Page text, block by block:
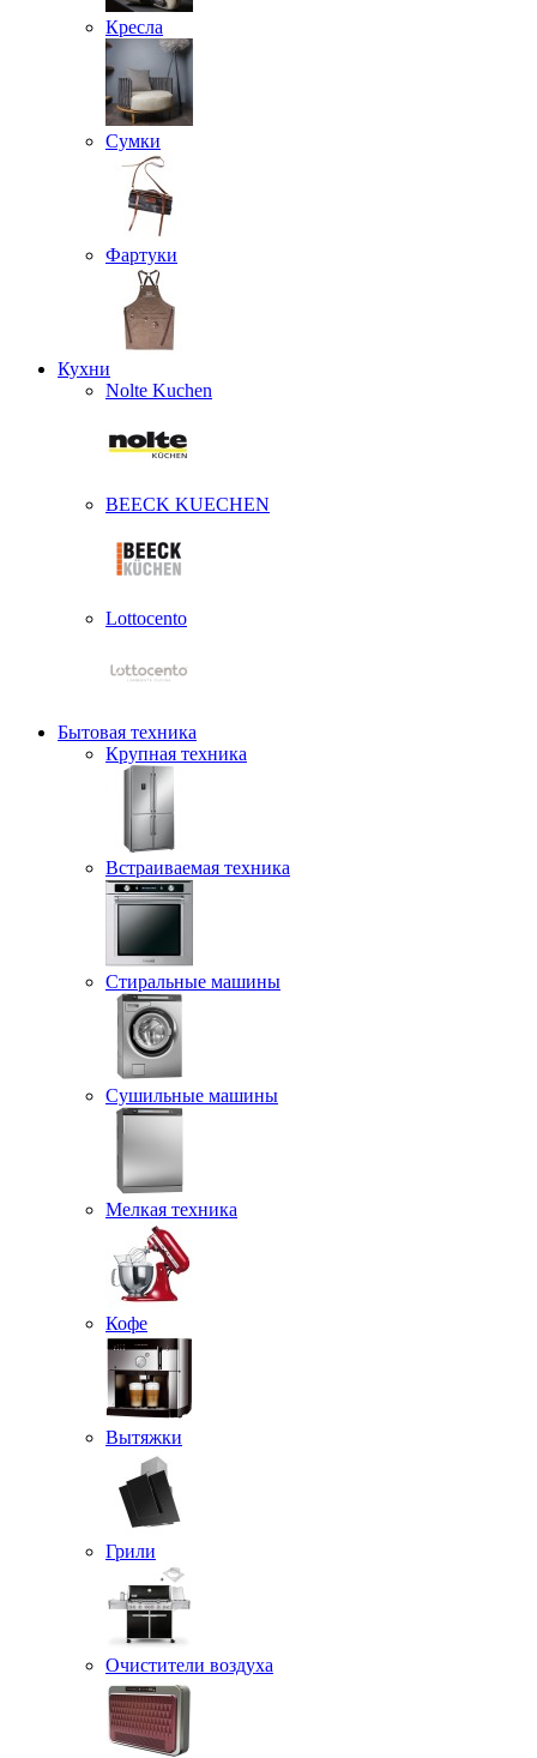
Кресла
Сумки
Фартуки
Кухни
Nolte Kuchen
BEECK KUECHEN
Lottocento
Бытовая техника
Крупная техника
Встраиваемая техника
Стиральные машины
Сушильные машины
Мелкая техника
Кофе
Вытяжки
Грили
Очистители воздуха